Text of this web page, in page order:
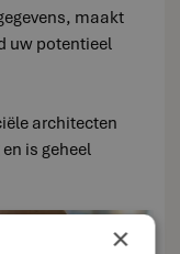
maakt
uw potentieel
architecten
is geheel
×